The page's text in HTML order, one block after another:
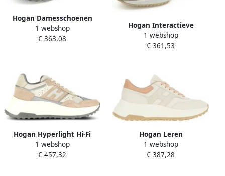
Hogan Damesschoenen
Ss25 Collectie
1 webshop
€ 363,08
Hogan Interactieve
damesschoenen Ss25
1 webshop
€ 361,53
Hogan Hyperlight Hi-Fi
Sneakers voor vrouwen
1 webshop
€ 457,32
Hogan Leren
damessneakers voor
stijlverbetering
1 webshop
€ 387,28